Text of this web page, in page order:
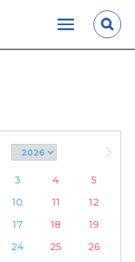
3 4
5
10 11
12
17 18
19
24 25
26